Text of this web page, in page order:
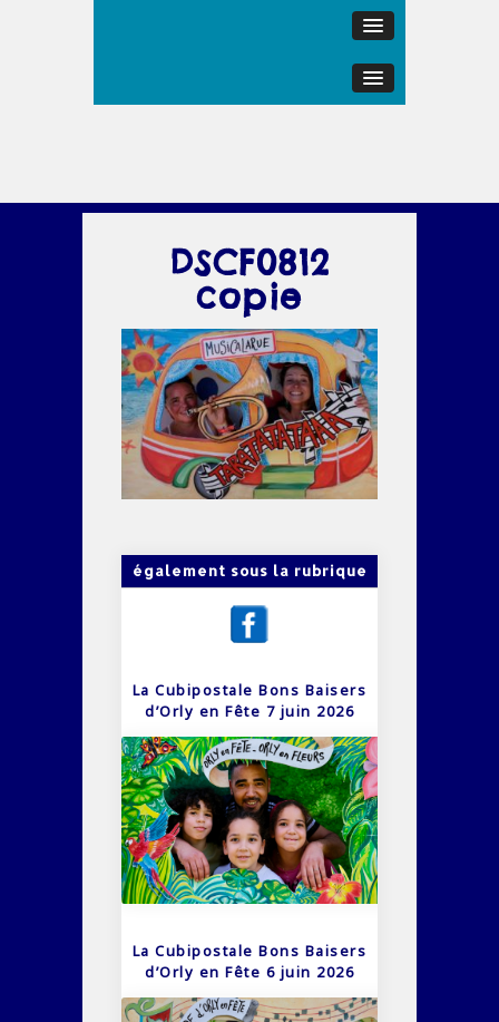
DSCF0812
copie
également sous la rubrique
La Cubipostale Bons Baisers
d’Orly en Fête 7 juin 2026
La Cubipostale Bons Baisers
d’Orly en Fête 6 juin 2026